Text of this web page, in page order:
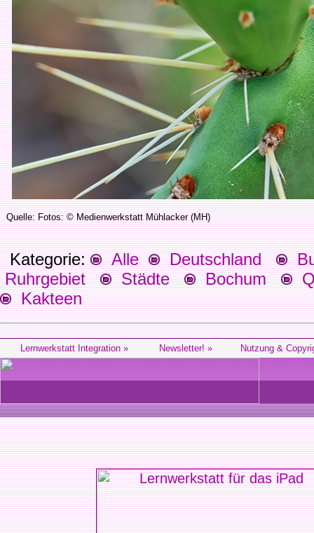
Quelle: Fotos: © Medienwerkstatt Mühlacker (MH)
Kategorie: Alle Deutschland
Ruhrgebiet
Städte Bochum
Kakteen
Lernwerkstatt Integration » Newsletter! » Nutzung &